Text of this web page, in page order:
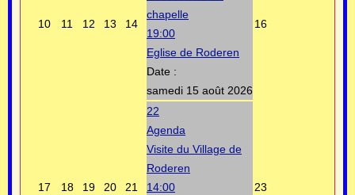
10 11 12 13 14
chapelle
19:00
Eglise de Roderen
Date :
samedi 15 août 2026
16
17 18 19 20 21
22
Agenda
Visite du Village de
Roderen
14:00
23